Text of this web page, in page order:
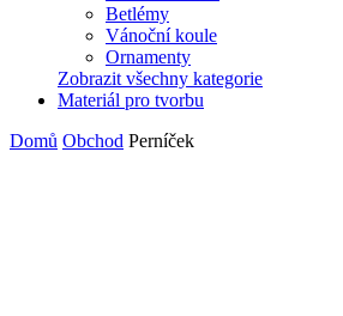
Betlémy
Vánoční koule
Ornamenty
Zobrazit všechny kategorie
Materiál pro tvorbu
Domů Obchod Perníček